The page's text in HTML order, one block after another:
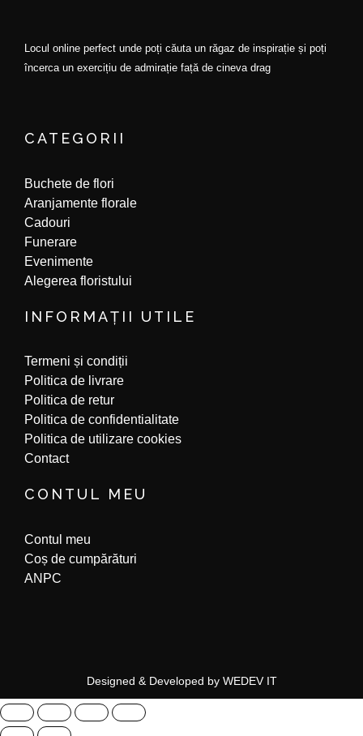
Locul online perfect unde poți căuta un răgaz de inspirație și poți
încerca un exercițiu de admirație față de cineva drag
a
c
o
o
k
n
s
g
r
a
m
CATEGORII
Buchete de flori
Aranjamente florale
Cadouri
Funerare
Evenimente
Alegerea floristului
INFORMAȚII UTILE
Termeni și condiții
Politica de livrare
Politica de retur
Politica de confidentialitate
Politica de utilizare cookies
Contact
CONTUL MEU
Contul meu
Coș de cumpărături
ANPC
Designed & Developed by WEDEV IT